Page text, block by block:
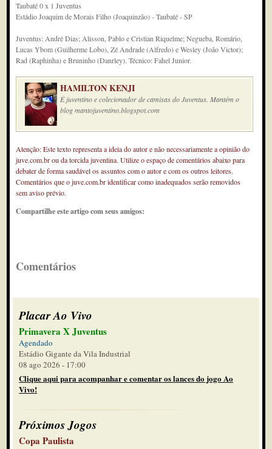
Taubaté 0 x 1 Juventus
Estádio Joaquim de Morais Filho (Joaquinzão) - Taubaté - SP
Juventus: André Dias; Alisson, Pablo e Cristian Riquelme; Negueba, Romário,
Lucas Ybom (Guilherme Lobo), Zé Andrade (Alfredo) e Wesley (João Victor);
Rad (Raphinha) e Bruninho (Danrley). Técnico: Fahel Junior.
HAMILTON KENJI
É juventino e colecionador de camisas do Juventus. Mantém o
blog mantojuventino.blogspot.com
Atenção: Este texto representa a ideia do autor e não necessariamente a opinião do
juve.com.br ou da torcida juventina. Utilize o espaço de comentários abaixo para
debater de forma saudável os assuntos com o autor e com os outros leitores.
Comentários que o juve.com.br identificar como inadequados serão removidos
sem aviso prévio.
Compartilhe este artigo com seus amigos:
Comentários
Placar Ao Vivo
Primavera X Juventus
Agendado
Estádio Gigante da Vila Industrial
08 ago 2026 - 17:00
Clique aqui para acompanhar e comentar os lances do jogo Ao
Vivo!
Próximos Jogos
Copa Paulista